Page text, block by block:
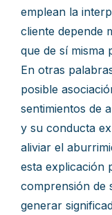
emplean la
cliente depende
que de sí misma
En otras
posible
sentimientos de
y su conducta
aliviar el
esta explicación
comprensión de
generar